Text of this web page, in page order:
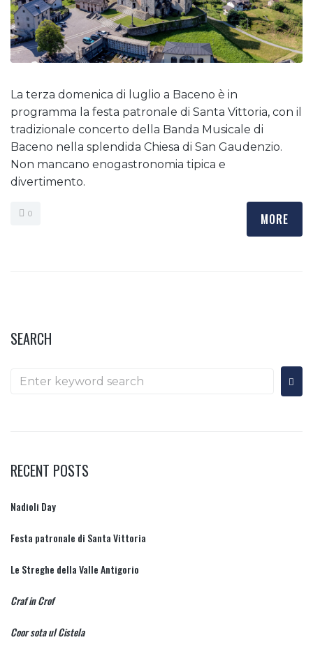
La terza domenica di luglio a Baceno è in
programma la festa patronale di Santa Vittoria, con il
tradizionale concerto della Banda Musicale di
Baceno nella splendida Chiesa di San Gaudenzio.
Non mancano enogastronomia tipica e
divertimento.
0 MORE
SEARCH
RECENT POSTS
Nadioli Day
Festa patronale di Santa Vittoria
Le Streghe della Valle Antigorio
Craf in Crof
Coor sota ul Cistela